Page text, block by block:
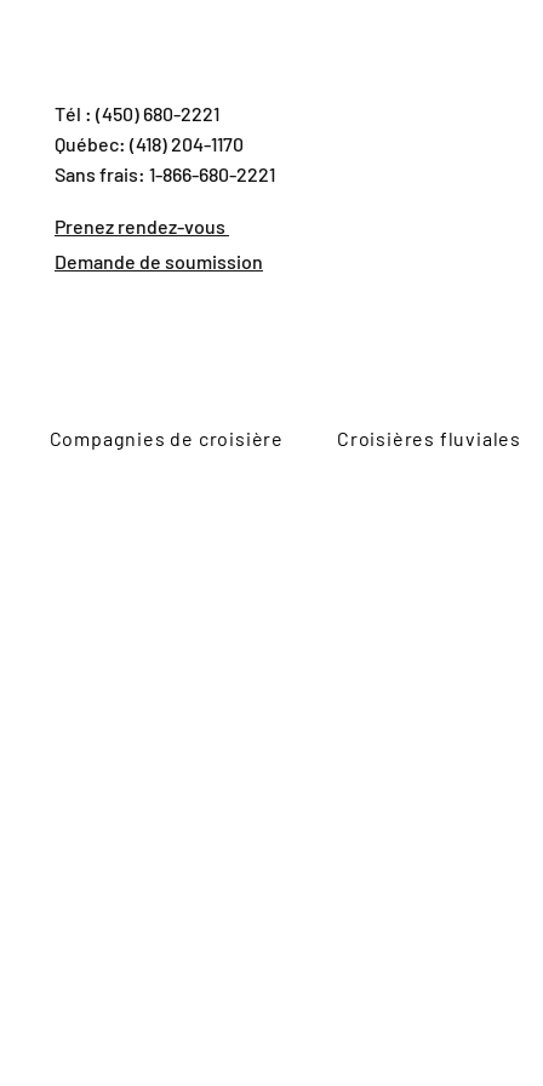
Tél : (450) 680-2221
Québec: (418) 204-1170
Sans frais: 1-866-680-2221
Prenez rendez-vous
Demande de soumission
Compagnies de croisière Croisières fluviales